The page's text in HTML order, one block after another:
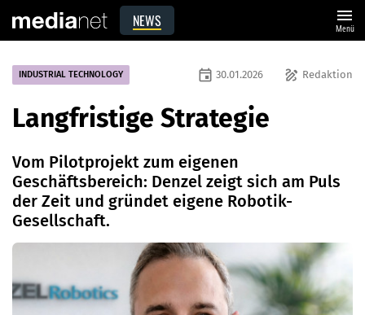
NEWS menu
Menü
INDUSTRIAL TECHNOLOGY draw Redaktion
event 30.01.2026
Langfristige Strategie
Vom Pilotprojekt zum eigenen
Geschäftsbereich: Denzel zeigt sich am Puls
der Zeit und gründet eigene Robotik-
Gesellschaft.